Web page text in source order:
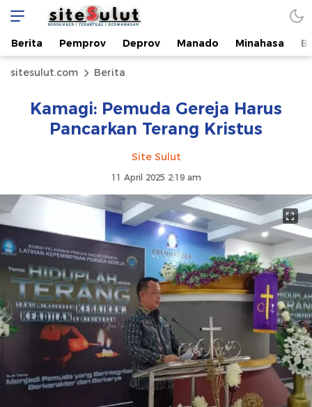
Berita Pemprov Deprov Manado Minahasa
sitesulut.com Berita
Kamagi: Pemuda Gereja Harus
Pancarkan Terang Kristus
Site Sulut
11 April 2025 2:19 am